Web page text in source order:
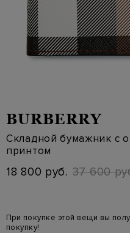
BURBERRY
Складной бумажник с
принтом
18 800 руб. 37 600
При покупке этой вещи вы
покупку!